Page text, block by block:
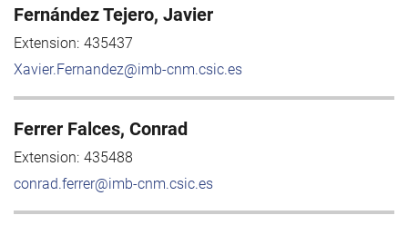
Fernández Tejero, Javier
Extension: 435437
Xavier.Fernandez@imb-cnm.csic.es
Ferrer Falces, Conrad
Extension: 435488
conrad.ferrer@imb-cnm.csic.es